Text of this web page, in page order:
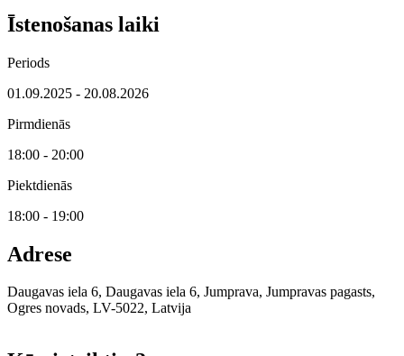
Īstenošanas laiki
Periods
01.09.2025 - 20.08.2026
Pirmdienās
18:00 - 20:00
Piektdienās
18:00 - 19:00
Adrese
Daugavas iela 6, Daugavas iela 6, Jumprava, Jumpravas pagasts,
Ogres novads, LV-5022, Latvija